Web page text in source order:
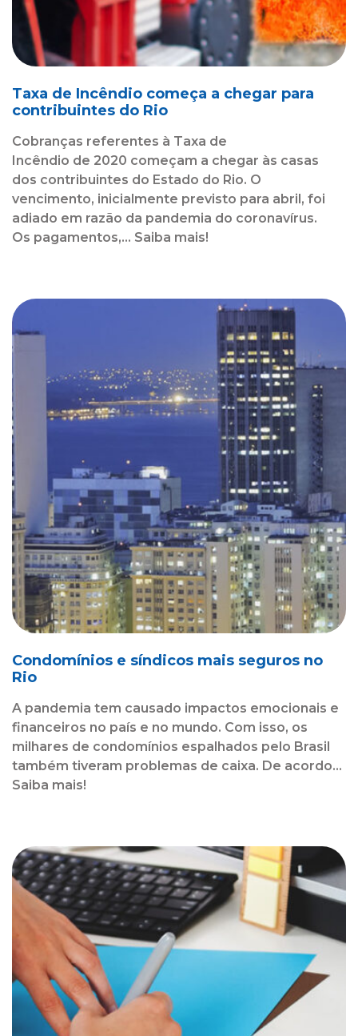
Taxa de Incêndio começa a chegar para
contribuintes do Rio
Cobranças referentes à Taxa de
Incêndio de 2020 começam a chegar às casas
dos contribuintes do Estado do Rio. O
vencimento, inicialmente previsto para abril, foi
adiado em razão da pandemia do coronavírus.
Os pagamentos,... Saiba mais!
Condomínios e síndicos mais seguros no
Rio
A pandemia tem causado impactos emocionais e
financeiros no país e no mundo. Com isso, os
milhares de condomínios espalhados pelo Brasil
também tiveram problemas de caixa. De acordo...
Saiba mais!